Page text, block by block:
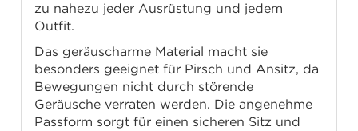
zu nahezu jeder Ausrüstung und jedem
Outfit.
Das geräuscharme Material macht sie
besonders geeignet für Pirsch und Ansitz, da
Bewegungen nicht durch störende
Geräusche verraten werden. Die angenehme
Passform sorgt für einen sicheren Sitz und